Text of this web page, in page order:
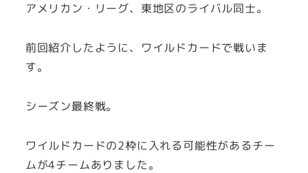
アメリカン・リーグ、東地区のライバル同士。
前回紹介したように、ワイルドカードで戦いま
す。
シーズン最終戦。
ワイルドカードの2枠に入れる可能性があるチー
ムが4チームありました。